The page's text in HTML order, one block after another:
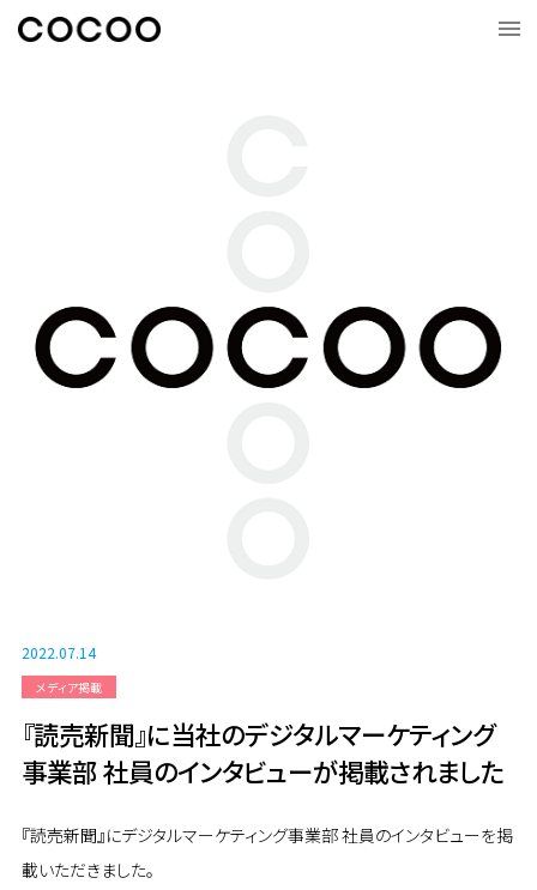
2022.07.14
メディア掲載
『読売新聞』に当社のデジタルマーケティング
事業部 社員のインタビューが掲載されました
『読売新聞』にデジタルマーケティング事業部 社員のインタビューを掲
載いただきました。